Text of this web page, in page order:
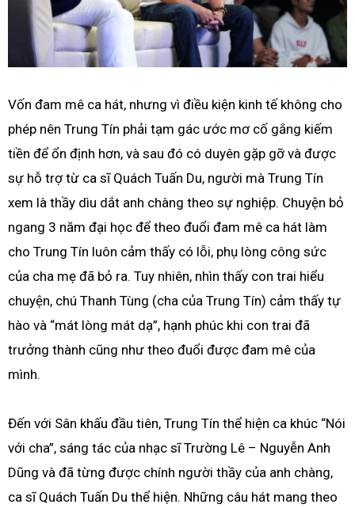
Vốn đam mê ca hát, nhưng vì điều kiện kinh tế không cho
phép nên Trung Tín phải tạm gác ước mơ cố gắng kiếm
tiền để ổn định hơn, và sau đó có duyên gặp gỡ và được
sự hỗ trợ từ ca sĩ Quách Tuấn Du, người mà Trung Tín
xem là thầy dìu dắt anh chàng theo sự nghiệp. Chuyện bỏ
ngang 3 năm đại học để theo đuổi đam mê ca hát làm
cho Trung Tín luôn cảm thấy có lỗi, phụ lòng công sức
của cha mẹ đã bỏ ra. Tuy nhiên, nhìn thấy con trai hiểu
chuyện, chú Thanh Tùng (cha của Trung Tín) cảm thấy tự
hào và “mát lòng mát dạ”, hạnh phúc khi con trai đã
trưởng thành cũng như theo đuổi được đam mê của
mình.
Đến với Sân khấu đầu tiên, Trung Tín thể hiện ca khúc “Nói
với cha”, sáng tác của nhạc sĩ Trường Lê – Nguyễn Anh
Dũng và đã từng được chính người thầy của anh chàng,
ca sĩ Quách Tuấn Du thể hiện. Những câu hát mang theo